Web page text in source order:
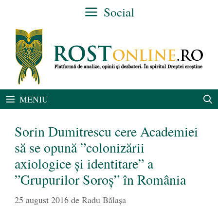
conținut
Social
MENIU
Sorin Dumitrescu cere Academiei
să se opună ”colonizării
axiologice și identitare” a
”Grupurilor Soroș” în România
25 august 2016 de Radu Bălaşa